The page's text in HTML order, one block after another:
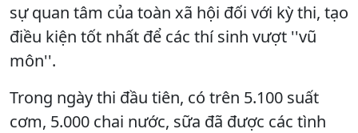
sự quan tâm của toàn xã hội đối với kỳ thi, tạo
điều kiện tốt nhất để các thí sinh vượt ''vũ
môn''.
Trong ngày thi đầu tiên, có trên 5.100 suất
cơm, 5.000 chai nước, sữa đã được các tình